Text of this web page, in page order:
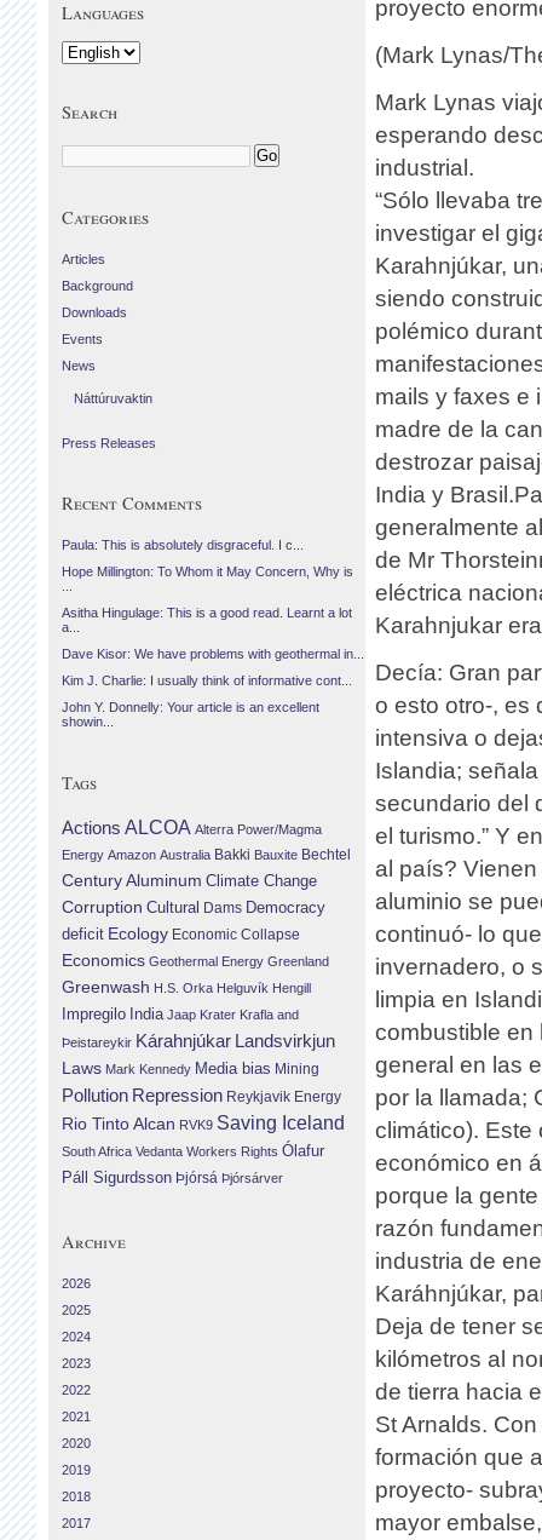
proyecto
(Mark Lynas/
Mark Lynas
esperando
industrial.
“Sólo llevaba
investigar el
Karahnjúkar,
siendo
polémico
mails y faxes e
madre de la
destrozar
India y
generalmente
de Mr
eléctrica
Karahnjukar
Decía: Gran
o esto otro-, es
intensiva o
Islandia;
secundario del
el turismo.” Y
al país?
aluminio se
continuó- lo
invernadero, o
limpia en
combustible en
general en las
por la llamada;
climático). Este
económico en
porque la
razón
industria de
Karáhnjúkar,
Deja de tener
kilómetros al
de tierra hacia
St Arnalds.
formación que
proyecto-
mayor
Languages
Search
Categories
Articles
Background
Downloads
Events
News
Náttúruvaktin
Press Releases
Recent Comments
Paula: This is absolutely disgraceful. I c...
Hope Millington: To Whom it May Concern, Why is
Asitha Hingulage: This is a good read. Learnt a lot
a...
Dave Kisor: We have problems with geothermal in...
Kim J. Charlie: I usually think of informative cont...
John Y. Donnelly: Your article is an excellent
showin...
Tags
Actions ALCOA Alterra Power/Magma
Energy Amazon Australia Bakki Bauxite Bechtel
Century Aluminum Climate Change
Corruption Cultural Dams Democracy
deficit Ecology Economic Collapse
Economics Geothermal Energy Greenland
Greenwash H.S. Orka Helguvík Hengill
Impregilo India Jaap Krater Krafla and
Þeistareykir Kárahnjúkar Landsvirkjun
Laws Mark Kennedy Media bias Mining
Pollution Repression Reykjavik Energy
Rio Tinto Alcan RVK9 Saving Iceland
South Africa Vedanta Workers Rights Ólafur
Páll Sigurdsson Þjórsá Þjórsárver
Archive
2026
2025
2024
2023
2022
2021
2020
2019
2018
2017